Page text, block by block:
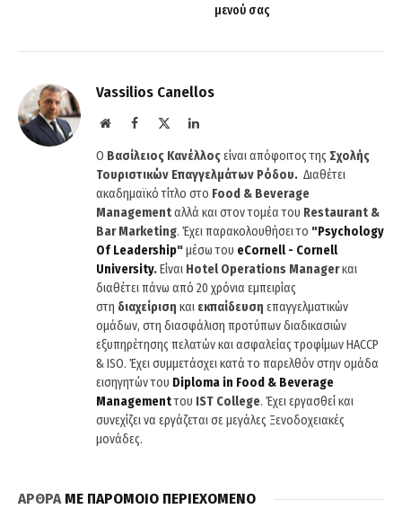
μενού σας
Vassilios Canellos
WebsiteFacebook LinkedIn
Ο Βασίλειος Κανέλλοςείναι απόφοιτος της Σχολής
Τουριστικών Επαγγελμάτων Ρόδου. Διαθέτει
ακαδημαϊκό τίτλο στο Food & Beverage
Managementαλλά και στον τομέα του Restaurant &
Bar Marketing. Έχει παρακολουθήσει το "Psychology
Of Leadership"μέσω του eCornell- Cornell
University.Είναι Hotel Operations Managerκαι
διαθέτει πάνω από 20 χρόνια εμπειρίας
στη διαχείριση και εκπαίδευση επαγγελματικών
ομάδων, στη διασφάλιση προτύπων διαδικασιών
εξυπηρέτησης πελατών και ασφαλείας τροφίμων HACCP
& ISO. Έχει συμμετάσχει κατά το παρελθόν στην ομάδα
εισηγητών του Diploma in Food & Beverage
Managementτου IST College. Έχει εργασθεί και
συνεχίζει να εργάζεται σε μεγάλες Ξενοδοχειακές
μονάδες.
ΑΡΘΡΑΜΕ ΠΑΡΟΜΟΙΟ ΠΕΡΙΕΧΟΜΕΝΟ